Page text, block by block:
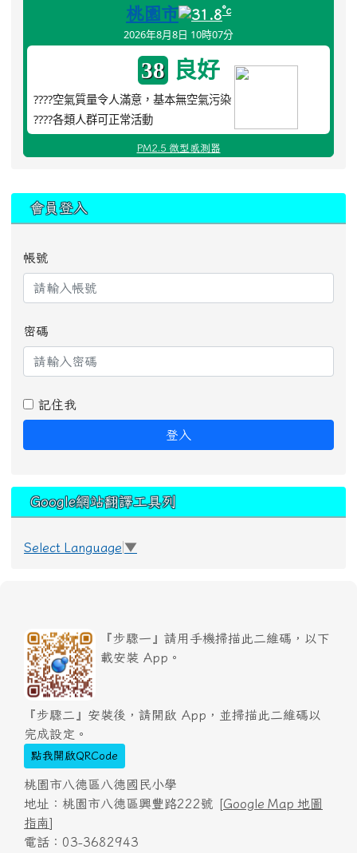
桃園市 31.8°c
2026年8月8日 10時07分
38 良好
????空氣質量令人滿意，基本無空氣污染
????各類人群可正常活動
PM2.5 微型感測器
會員登入
帳號
密碼
記住我
登入
Google網站翻譯工具列
Select Language ▼
『步驟一』請用手機掃描此二維碼，以下
載安裝 App。
『步驟二』安裝後，請開啟 App，並掃描此二維碼以
完成設定。
點我開啟QRCode
桃園市八德區八德國民小學
地址：桃園市八德區興豐路222號 [Google Map 地圖
指南]
電話：03-3682943